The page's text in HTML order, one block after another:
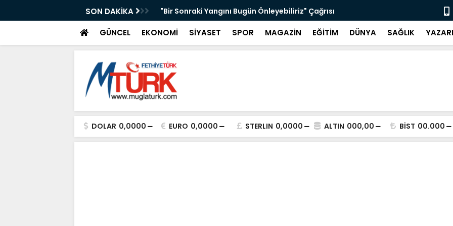
SON DAKİKA
IŞIKHAN'A GÜREŞ DAVETİ "Bir Sonraki Yangını Bugün Önleyebiliriz" Çağrısı Selahattin
GÜNCEL EKONOMİ SİYASET SPOR MAGAZİN EĞİTİM DÜNYA SAĞLIK
DOLAR 0,0000 EURO 0,0000 STERLIN 0,0000 ALTIN 000,00 BİST 00.000